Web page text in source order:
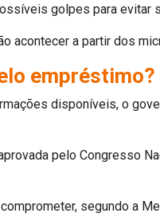
golpes para evitar
acontecer a partir dos
empréstimo?
disponíveis, o
pelo Congresso
segundo a